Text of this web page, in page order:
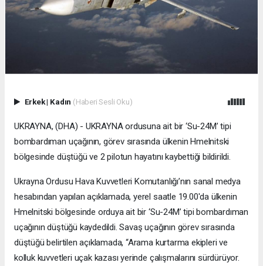
Erkek| Kadın (Haberi Sesli Oku)
UKRAYNA, (DHA) - UKRAYNA ordusuna ait bir ‘Su-24M’ tipi
bombardıman uçağının, görev sırasında ülkenin Hmelnitski
bölgesinde düştüğü ve 2 pilotun hayatını kaybettiği bildirildi.
Ukrayna Ordusu Hava Kuvvetleri Komutanlığı’nın sanal medya
hesabından yapılan açıklamada, yerel saatle 19.00'da ülkenin
Hmelnitski bölgesinde orduya ait bir ‘Su-24M’ tipi bombardıman
uçağının düştüğü kaydedildi. Savaş uçağının görev sırasında
düştüğü belirtilen açıklamada, “Arama kurtarma ekipleri ve
kolluk kuvvetleri uçak kazası yerinde çalışmalarını sürdürüyor.